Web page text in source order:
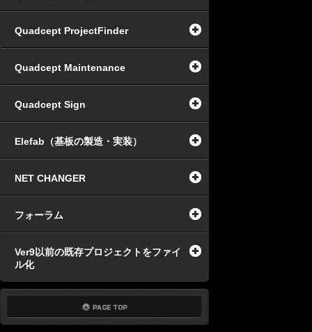
Quadcept ProjectFinder
Quadcept Maintenance
Quadcept Sign
Elefab（基板の製造・実装）
NET CHANGER
フォーラム
Ver9以前の既存プロジェクトをファイ
ル化